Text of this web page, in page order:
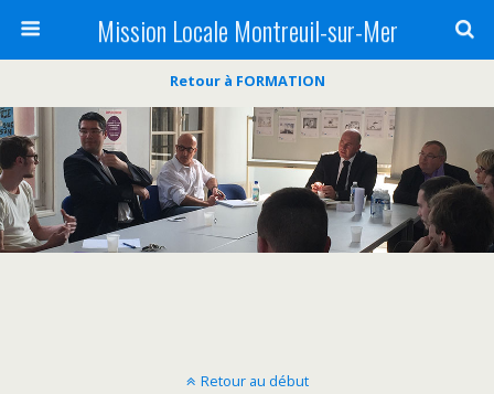
Mission Locale Montreuil-sur-Mer
Retour à FORMATION
Retour au début